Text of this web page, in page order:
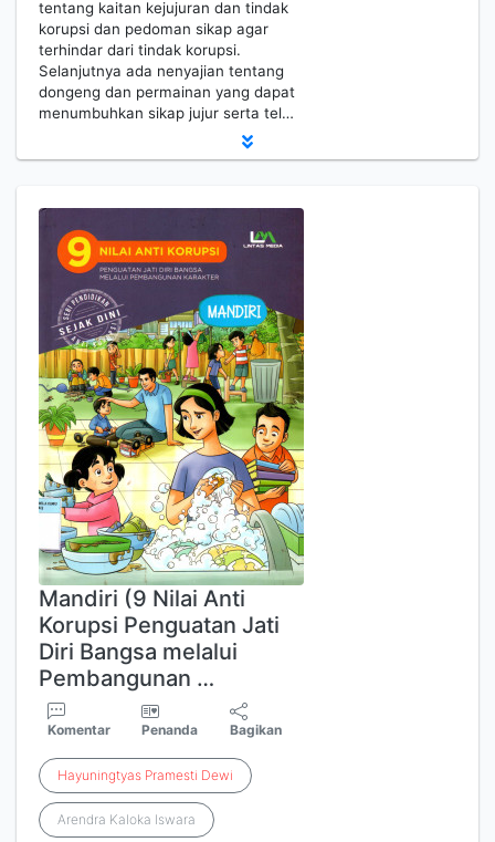
tentang kaitan kejujuran dan tindak
korupsi dan pedoman sikap agar
terhindar dari tindak korupsi.
Selanjutnya ada nenyajian tentang
dongeng dan permainan yang dapat
menumbuhkan sikap jujur serta tel…
Mandiri (9 Nilai Anti
Korupsi Penguatan Jati
Diri Bangsa melalui
Pembangunan …
Komentar Penanda Bagikan
Hayuningtyas Pramesti Dewi
Arendra Kaloka Iswara